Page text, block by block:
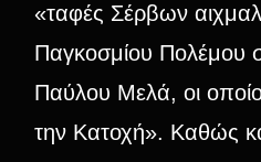
«ταφές Σέρβων
Παγκοσμίου Πολέμου
Παύλου Μελά, οι
την Κατοχή». Καθώς